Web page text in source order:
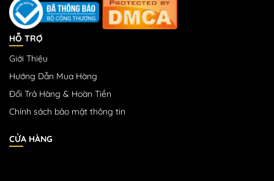
HỖ TRỢ
Giới Thiệu
Hướng Dẫn Mua Hàng
Đổi Trả Hàng & Hoàn Tiền
Chính sách bảo mật thông tin
CỬA HÀNG